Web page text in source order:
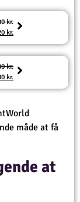
kr.
kr.
kr.
kr.
måde at få
at